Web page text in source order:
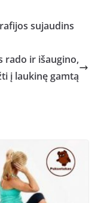
sujaudins
rado ir išaugino,
į laukinę gamtą